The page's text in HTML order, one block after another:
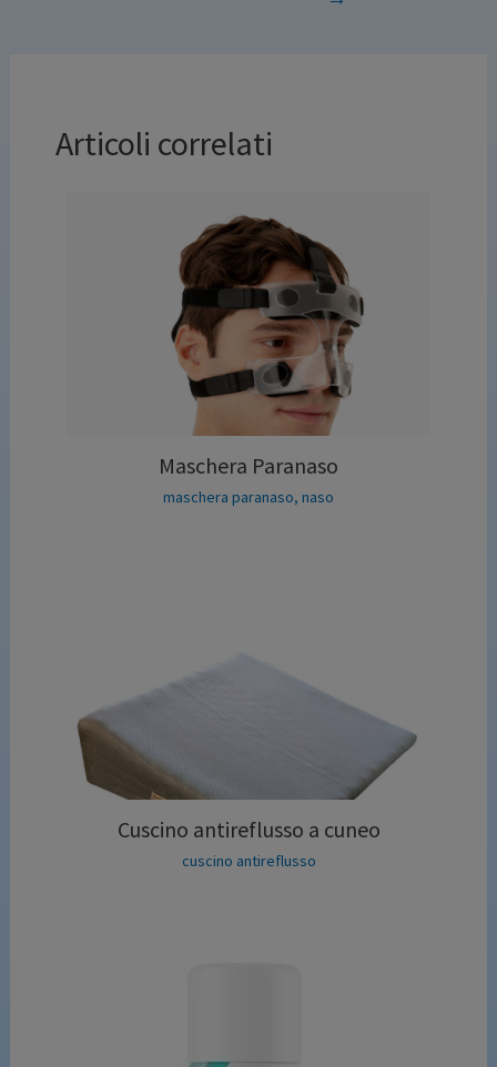
Articoli correlati
Maschera Paranaso
maschera paranaso, naso
Cuscino antireflusso a cuneo
cuscino antireflusso